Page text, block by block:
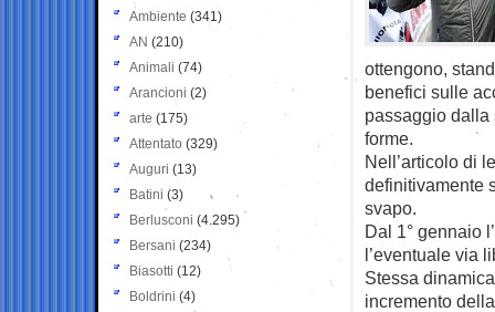
ottengono,
benefici sulle
passaggio dalla
forme.
Nell’articolo di
definitivamente
svapo.
Dal 1° gennaio
l’eventuale via
Stessa
incremento
Ambiente (341)
AN (210)
Animali (74)
Arancioni (2)
arte (175)
Attentato (329)
Auguri (13)
Batini (3)
Berlusconi (4.295)
Bersani (234)
Biasotti (12)
Boldrini (4)